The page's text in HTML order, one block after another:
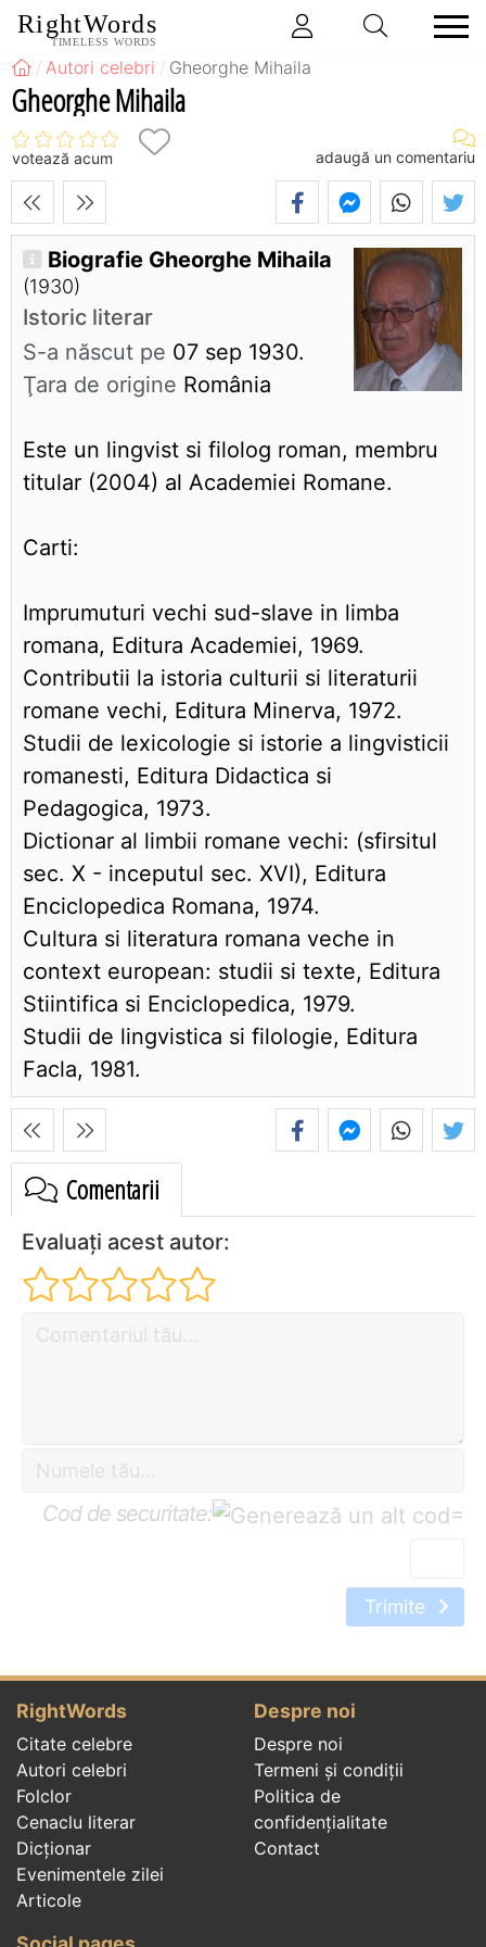
RightWords
TIMELESS WORDS
Autori celebri Gheorghe Mihaila
Gheorghe Mihaila
votează acum adaugă un comentariu
Biografie Gheorghe Mihaila
(1930)
Istoric literar
S-a născut pe 07 sep 1930.
Ţara de origine România
Este un lingvist si filolog roman, membru
titular (2004) al Academiei Romane.
Carti:
Imprumuturi vechi sud-slave in limba
romana, Editura Academiei, 1969.
Contributii la istoria culturii si literaturii
romane vechi, Editura Minerva, 1972.
Studii de lexicologie si istorie a lingvisticii
romanesti, Editura Didactica si
Pedagogica, 1973.
Dictionar al limbii romane vechi: (sfirsitul
sec. X - inceputul sec. XVI), Editura
Enciclopedica Romana, 1974.
Cultura si literatura romana veche in
context european: studii si texte, Editura
Stiintifica si Enciclopedica, 1979.
Studii de lingvistica si filologie, Editura
Facla, 1981.
Comentarii
Evaluați acest autor:
Cod de securitate: =
Trimite
RightWords
Citate celebre
Autori celebri
Folclor
Cenaclu literar
Dicționar
Evenimentele zilei
Articole
Despre noi
Despre noi
Termeni și condiții
Politica de
confidenţialitate
Contact